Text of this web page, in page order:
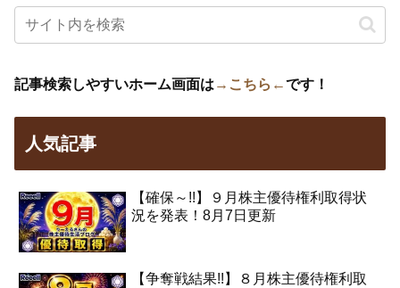
記事検索しやすいホーム画面は →こちら←です！
人気記事
【確保～!!】９月株主優待権利取得状
況を発表！8月7日更新
【争奪戦結果!!】８月株主優待権利取